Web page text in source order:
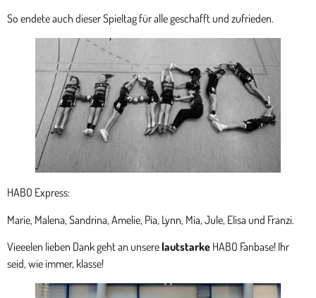
So endete auch dieser Spieltag für alle geschafft und zufrieden.
HABO Express:
Marie, Malena, Sandrina, Amelie, Pia, Lynn, Mia, Jule, Elisa und Franzi.
Vieeelen lieben Dank geht an unsere lautstarke HABO Fanbase! Ihr
seid, wie immer, klasse!